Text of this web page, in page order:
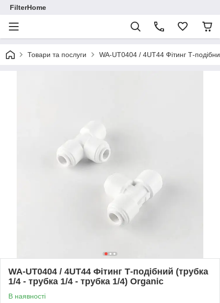
FilterHome
Товари та послуги WA-UT0404 / 4UT44 Фітинг Т-
WA-UT0404 / 4UT44 Фітинг Т-подібний (трубка
1/4 - трубка 1/4 - трубка 1/4) Organic
В наявності